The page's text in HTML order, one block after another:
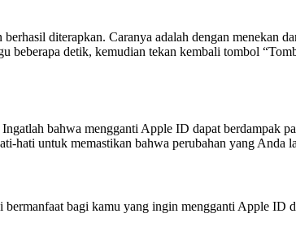
diterapkan. Caranya adalah dengan menekan
detik, kemudian tekan kembali tombol
bahwa mengganti Apple ID dapat berdampak
hati untuk memastikan bahwa perubahan yang Anda
bagi kamu yang ingin mengganti Apple ID